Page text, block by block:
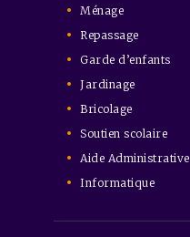
Ménage
Repassage
Garde d’enfants
Jardinage
Bricolage
Soutien scolaire
Aide Administrative
Informatique